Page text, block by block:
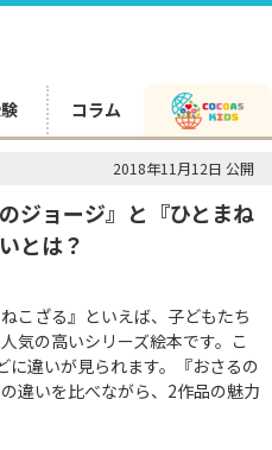
コラム
2018年11月12日 公開
ジョージ』と『ひとまね
とは？
こざる』といえば、子どもたち
気の高いシリーズ絵本です。こ
に違いが見られます。『おさるの
違いを比べながら、2作品の魅力